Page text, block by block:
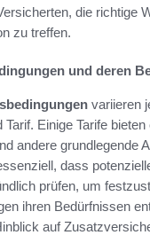
die richtige
zu treffen.
und deren
variieren
Einige Tarife bieten
andere grundlegende
dass
prüfen, um
ihren Bedürfnissen
auf